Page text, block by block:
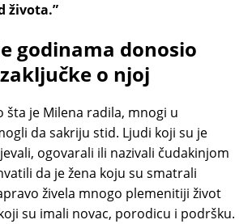
života.”
godinama donosio
o njoj
šta je Milena radila, mnogi u
da sakriju stid. Ljudi koji su je
ogovarali ili nazivali čudakinjom
da je žena koju su smatrali
živela mnogo plemenitiji život
su imali novac, porodicu i podršku.